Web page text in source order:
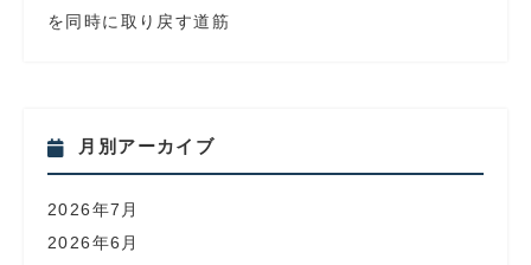
を同時に取り戻す道筋
月別アーカイブ
2026年7月
2026年6月